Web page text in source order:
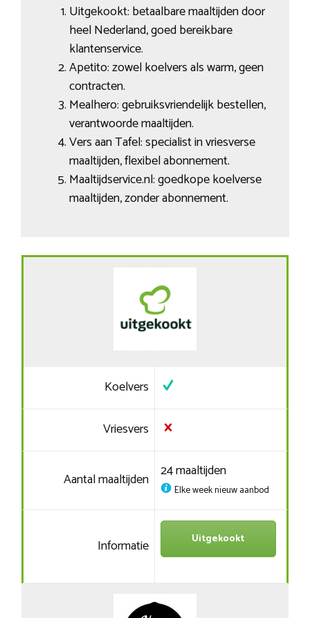
Uitgekookt: betaalbare maaltijden door
heel Nederland, goed bereikbare
klantenservice.
Apetito: zowel koelvers als warm, geen
contracten.
Mealhero: gebruiksvriendelijk bestellen,
verantwoorde maaltijden.
Vers aan Tafel: specialist in vriesverse
maaltijden, flexibel abonnement.
Maaltijdservice.nl: goedkope koelverse
maaltijden, zonder abonnement.
Koelvers
Vriesvers
Aantal maaltijden 24 maaltijden
Elke week nieuw aanbod
Informatie Uitgekookt